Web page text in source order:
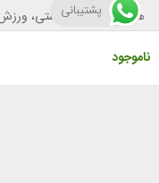
ناموجود
هر آنچه برای تندرستی،
پشتیبانی